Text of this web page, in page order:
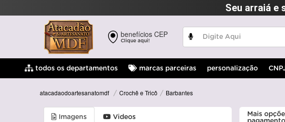
Seu arraiá e
benefícios CEP
Clique aqui!
todos os departamentos marcas parceiras personalização
atacadaodoartesanatomdf Crochê e Tricô Barbantes
Imagens Videos
Mais